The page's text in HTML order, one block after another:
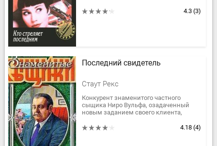
застрелен всемирно известный
4.3 (3)
Последний свидетель
Стаут Рекс
Конкурент знаменитого частного
сыщика Ниро Вульфа, озадаченный
новым заданием своего клиента,
сыщику, чтобы тот помог ему в
4.18 (4)